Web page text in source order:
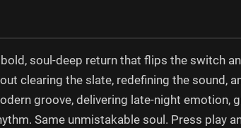
soul-deep return that flips the switch
clearing the slate, redefining the sound,
groove, delivering late-night emotion,
Same unmistakable soul. Press play